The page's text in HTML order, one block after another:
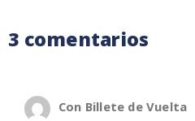
3 comentarios
Con Billete de Vuelta